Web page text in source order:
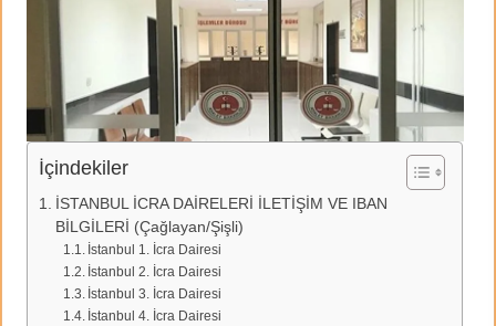
İçindekiler
İSTANBUL İCRA DAİRELERİ İLETİŞİM VE IBAN
BİLGİLERİ (Çağlayan/Şişli)
İstanbul 1. İcra Dairesi
İstanbul 2. İcra Dairesi
İstanbul 3. İcra Dairesi
İstanbul 4. İcra Dairesi